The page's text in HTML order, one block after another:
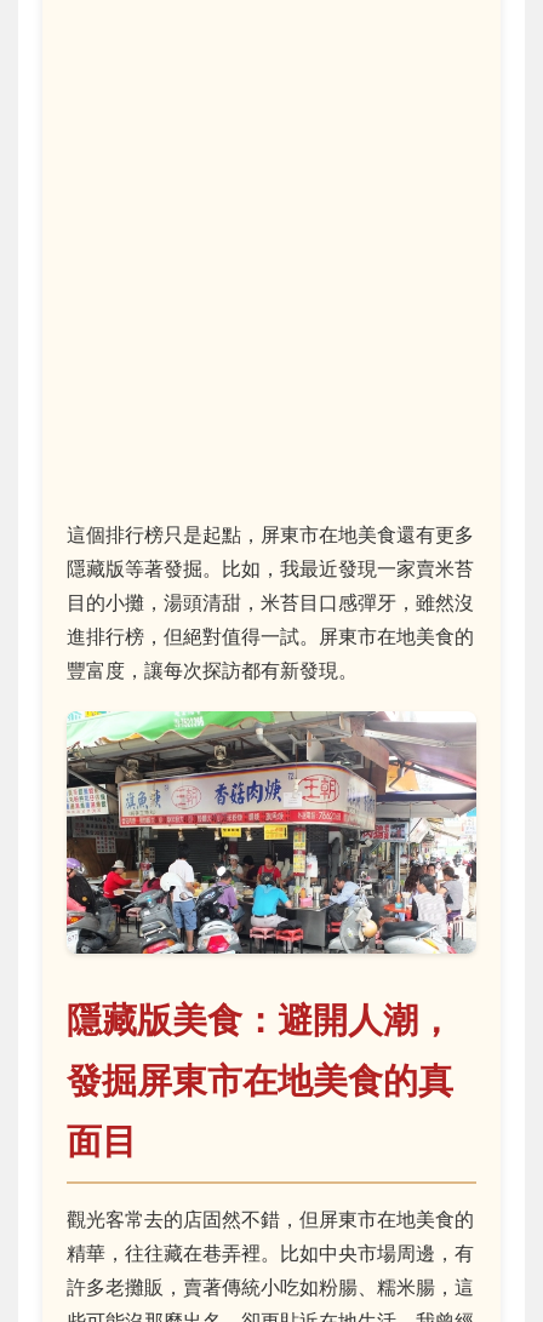
這個排行榜只是起點，屏東市在地美食還有更多
隱藏版等著發掘。比如，我最近發現一家賣米苔
目的小攤，湯頭清甜，米苔目口感彈牙，雖然沒
進排行榜，但絕對值得一試。屏東市在地美食的
豐富度，讓每次探訪都有新發現。
隱藏版美食：避開人潮，
發掘屏東市在地美食的真
面目
觀光客常去的店固然不錯，但屏東市在地美食的
精華，往往藏在巷弄裡。比如中央市場周邊，有
許多老攤販，賣著傳統小吃如粉腸、糯米腸，這